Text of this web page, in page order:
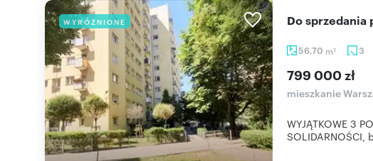
WYRÓŻNIONE
56,70 m2 3
Do
799 000 zł
mieszkanie
WYJĄTKOWE 3
SOLIDARNOŚCI,